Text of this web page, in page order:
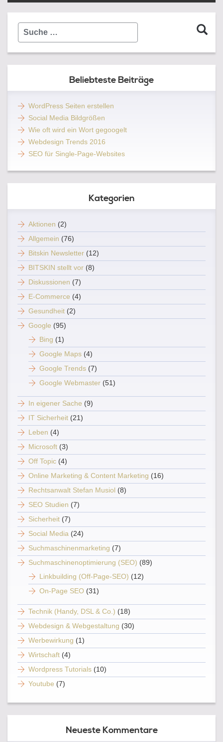
Beliebteste Beiträge
WordPress Seiten erstellen
Social Media Bildgrößen
Wie oft wird ein Wort gegoogelt
Webdesign Trends 2016
SEO für Single-Page-Websites
Kategorien
Aktionen (2)
Allgemein (76)
Bitskin Newsletter (12)
BITSKIN stellt vor (8)
Diskussionen (7)
E-Commerce (4)
Gesundheit (2)
Google (95)
Bing (1)
Google Maps (4)
Google Trends (7)
Google Webmaster (51)
In eigener Sache (9)
IT Sicherheit (21)
Leben (4)
Microsoft (3)
Off Topic (4)
Online Marketing & Content Marketing (16)
Rechtsanwalt Stefan Musiol (8)
SEO Studien (7)
Sicherheit (7)
Social Media (24)
Suchmaschinenmarketing (7)
Suchmaschinenoptimierung (SEO) (89)
Linkbuilding (Off-Page-SEO) (12)
On-Page SEO (31)
Technik (Handy, DSL & Co.) (18)
Webdesign & Webgestaltung (30)
Werbewirkung (1)
Wirtschaft (4)
Wordpress Tutorials (10)
Youtube (7)
Neueste Kommentare